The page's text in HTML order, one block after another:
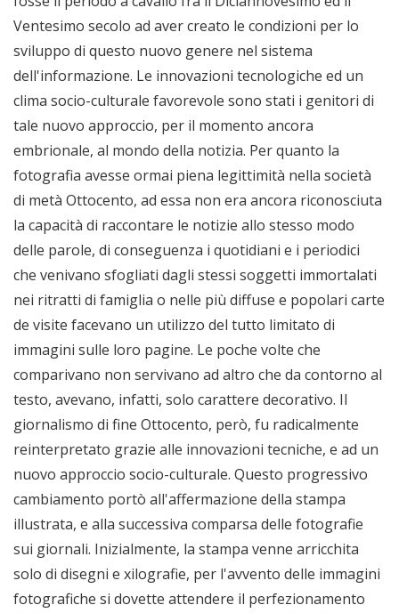
Ventesimo secolo ad aver creato le condizioni per lo
sviluppo di questo nuovo genere nel sistema
dell'informazione. Le innovazioni tecnologiche ed un
clima socio-culturale favorevole sono stati i genitori di
tale nuovo approccio, per il momento ancora
embrionale, al mondo della notizia. Per quanto la
fotografia avesse ormai piena legittimità nella società
di metà Ottocento, ad essa non era ancora riconosciuta
la capacità di raccontare le notizie allo stesso modo
delle parole, di conseguenza i quotidiani e i periodici
che venivano sfogliati dagli stessi soggetti immortalati
nei ritratti di famiglia o nelle più diffuse e popolari carte
de visite facevano un utilizzo del tutto limitato di
immagini sulle loro pagine. Le poche volte che
comparivano non servivano ad altro che da contorno al
testo, avevano, infatti, solo carattere decorativo. Il
giornalismo di fine Ottocento, però, fu radicalmente
reinterpretato grazie alle innovazioni tecniche, e ad un
nuovo approccio socio-culturale. Questo progressivo
cambiamento portò all'affermazione della stampa
illustrata, e alla successiva comparsa delle fotografie
sui giornali. Inizialmente, la stampa venne arricchita
solo di disegni e xilografie, per l'avvento delle immagini
fotografiche si dovette attendere il perfezionamento